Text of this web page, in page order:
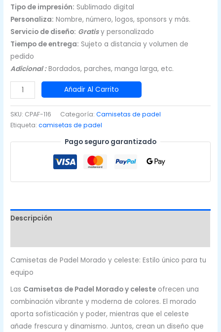
Tipo de impresión: Sublimado digital
Personaliza: Nombre, número, logos, sponsors y más.
Servicio de diseño: Gratisy personalizado
Tiempo de entrega: Sujeto a distancia y volumen de
pedido
Adicional :Bordados, parches, manga larga, etc.
Camisetas
de
Padel
Morado
Añadir Al Carrito
SKU: CPAF-116 Categoría:Camisetas de padel
Etiqueta:camisetas de padel
Pago seguro garantizado
Descripción
Camisetas de Padel Morado y celeste: Estilo único para tu
equipo
Las Camisetas de Padel Morado y celeste ofrecen una
combinación vibrante y moderna de colores. El morado
aporta sofisticación y poder, mientras que el celeste
añade frescura y dinamismo. Juntos, crean un diseño que